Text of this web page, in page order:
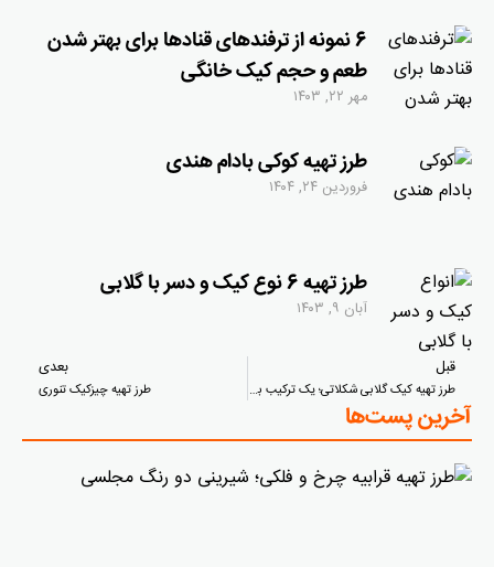
6 نمونه از ترفندهای قنادها برای بهتر شدن
طعم و حجم کیک خانگی
مهر ۲۲, ۱۴۰۳
طرز تهیه کوکی بادام هندی
فروردین ۲۴, ۱۴۰۴
طرز تهیه 6 نوع کیک و دسر با گلابی
آبان ۹, ۱۴۰۳
قبل
طرز تهیه کیک گلابی شکلاتی؛ یک ترکیب بی‌نظیر
بعدی
طرز تهیه چیزکیک تنوری
آخرین پست‌ها